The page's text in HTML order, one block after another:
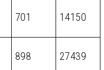
701 14150
898 27439